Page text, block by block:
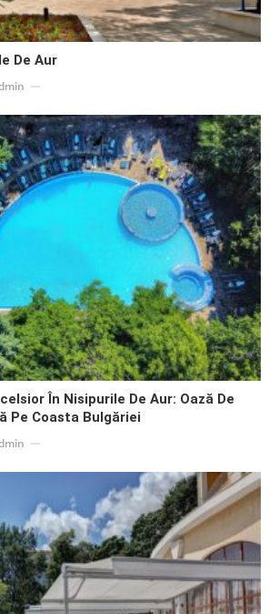
De Aur
În Nisipurile De Aur: Oază De
Pe Coasta Bulgăriei